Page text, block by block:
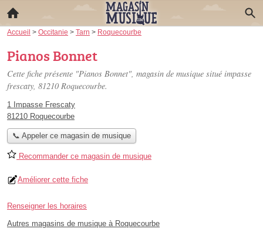
Accueil > Occitanie > Tarn > Roquecourbe
Pianos Bonnet
Cette fiche présente "Pianos Bonnet", magasin de musique situé impasse
frescaty, 81210 Roquecourbe.
1 Impasse Frescaty
81210 Roquecourbe
📞 Appeler ce magasin de musique
Recommander ce magasin de musique
Améliorer cette fiche
Renseigner les horaires
Autres magasins de musique à Roquecourbe